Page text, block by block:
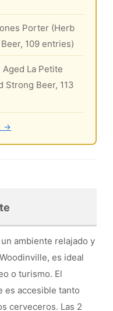
Porter (Herb
109 entries)
La Petite
Strong Beer, 113
→
ambiente relajado y
es ideal
o turismo. El
es accesible tanto
cerveceros. Las 2